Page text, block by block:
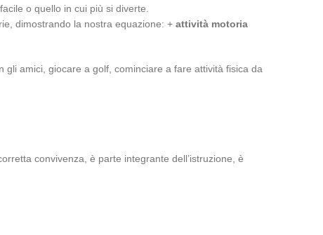
o quello in cui più si diverte.
dimostrando la nostra equazione: + attività motoria
amici, giocare a golf, cominciare a fare attività fisica da
convivenza, è parte integrante dell’istruzione, è